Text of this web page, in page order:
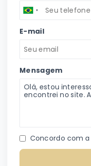
E-mail
Mensagem
Concordo com a